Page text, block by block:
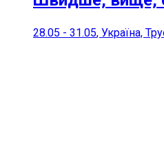
28.05 - 31.05, Україна,